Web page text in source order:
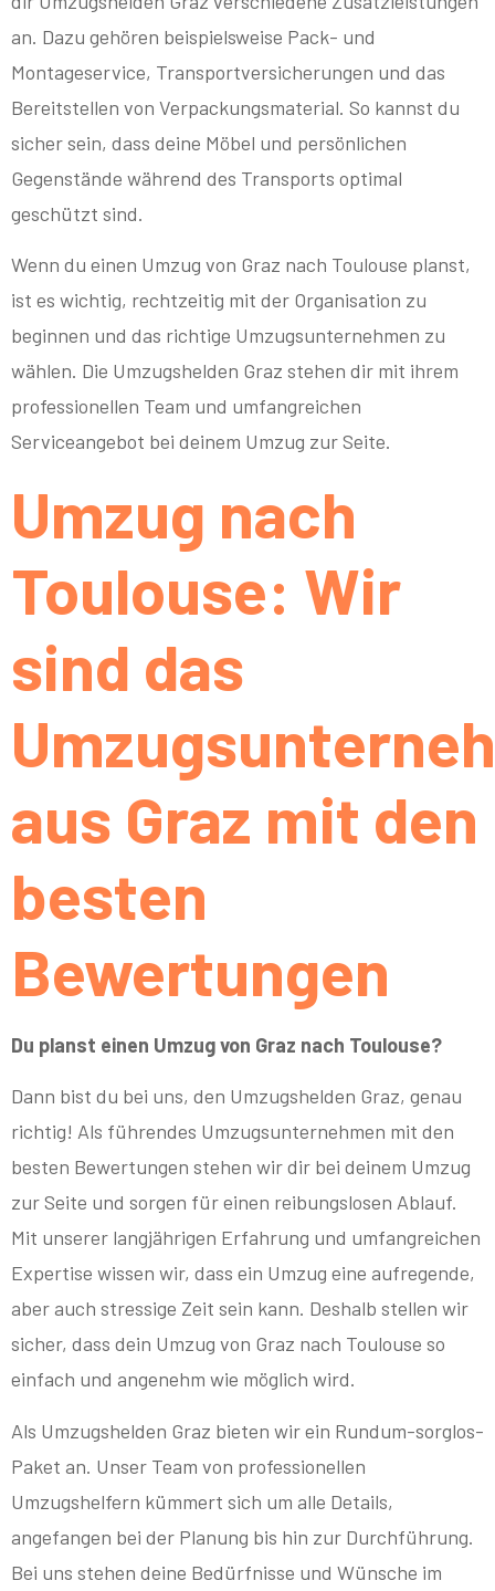
an. Dazu gehören beispielsweise Pack- und
Montageservice, Transportversicherungen und das
Bereitstellen von Verpackungsmaterial. So kannst du
sicher sein, dass deine Möbel und persönlichen
Gegenstände während des Transports optimal
geschützt sind.
Wenn du einen Umzug von Graz nach Toulouse planst,
ist es wichtig, rechtzeitig mit der Organisation zu
beginnen und das richtige Umzugsunternehmen zu
wählen. Die Umzugshelden Graz stehen dir mit ihrem
professionellen Team und umfangreichen
Serviceangebot bei deinem Umzug zur Seite.
Umzug nach
Toulouse: Wir
sind das
aus Graz mit den
besten
Bewertungen
Du planst einen Umzug von Graz nach Toulouse?
Dann bist du bei uns, den Umzugshelden Graz, genau
richtig! Als führendes Umzugsunternehmen mit den
besten Bewertungen stehen wir dir bei deinem Umzug
zur Seite und sorgen für einen reibungslosen Ablauf.
Mit unserer langjährigen Erfahrung und umfangreichen
Expertise wissen wir, dass ein Umzug eine aufregende,
aber auch stressige Zeit sein kann. Deshalb stellen wir
sicher, dass dein Umzug von Graz nach Toulouse so
einfach und angenehm wie möglich wird.
Als Umzugshelden Graz bieten wir ein Rundum-sorglos-
Paket an. Unser Team von professionellen
Umzugshelfern kümmert sich um alle Details,
angefangen bei der Planung bis hin zur Durchführung.
Bei uns stehen deine Bedürfnisse und Wünsche im